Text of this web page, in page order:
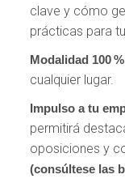
clave y cómo
prácticas para
Modalidad 100
cualquier lugar.
Impulso a tu
permitirá
oposiciones y
(consúltese las